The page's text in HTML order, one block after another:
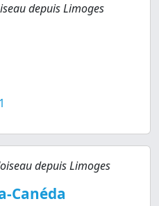
depuis Limoges
depuis Limoges
Canéda